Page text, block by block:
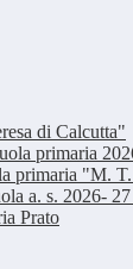
di Calcutta"
primaria
primaria "M.
a. s. 2026-
Prato